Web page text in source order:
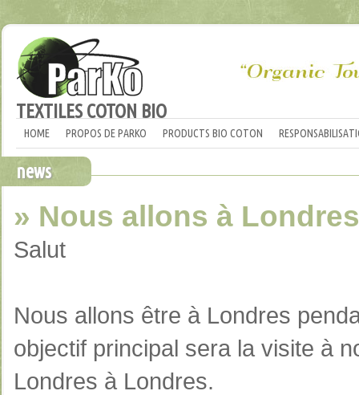
TEXTILES COTON BIO
HOME PROPOS DE PARKO PRODUCTS BIO COTON
news
» Nous allons à
Salut
Nous allons être à Londres
objectif principal sera la visite à
Londres à Londres.